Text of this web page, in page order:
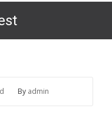
By admin